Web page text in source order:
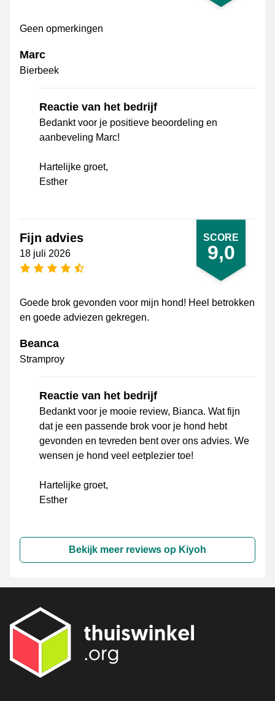
Geen opmerkingen
Marc
Bierbeek
Reactie van het bedrijf
Bedankt voor je positieve beoordeling en
aanbeveling Marc!
Hartelijke groet,
Esther
SCORE
9,0
Fijn advies
18 juli 2026
4,5 sterren
Goede brok gevonden voor mijn hond! Heel betrokken
en goede adviezen gekregen.
Beanca
Stramproy
Reactie van het bedrijf
Bedankt voor je mooie review, Bianca. Wat fijn
dat je een passende brok voor je hond hebt
gevonden en tevreden bent over ons advies. We
wensen je hond veel eetplezier toe!
Hartelijke groet,
Esther
Bekijk meer reviews op Kiyoh